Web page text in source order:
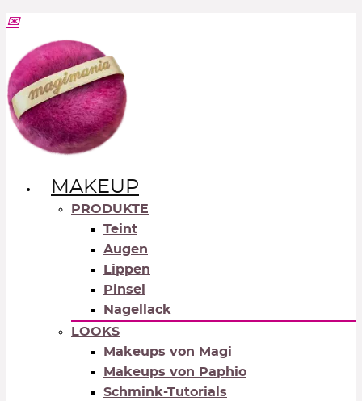
MAKEUP
PRODUKTE
Teint
Augen
Lippen
Pinsel
Nagellack
LOOKS
Makeups von Magi
Makeups von Paphio
Schmink-Tutorials